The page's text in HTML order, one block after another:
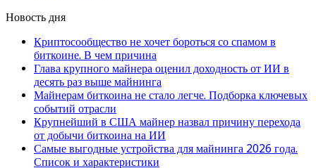
Новость дня
Криптосообщество не хочет бороться со спамом в
биткоине. В чем причина
Глава крупного майнера оценил доходность от ИИ в
десять раз выше майнинга
Майнерам биткоина не стало легче. Подборка ключевых
событий отрасли
Крупнейший в США майнер назвал причину перехода
от добычи биткоина на ИИ
Самые выгодные устройства для майнинга 2026 года.
Список и характеристики